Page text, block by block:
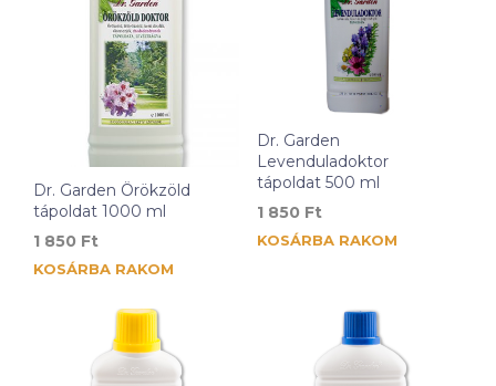
Dr. Garden Örökzöld
tápoldat 1000 ml
1 850 Ft
KOSÁRBA RAKOM
Dr. Garden
Levenduladoktor
tápoldat 500 ml
1 850 Ft
KOSÁRBA RAKOM